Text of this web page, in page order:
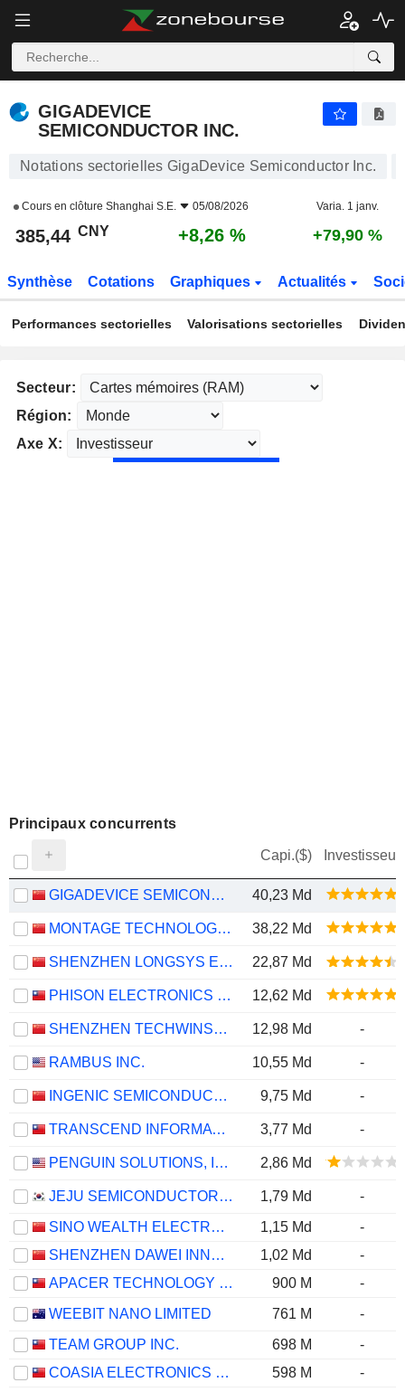
GIGADEVICE
SEMICONDUCTOR INC.
Notations sectorielles GigaDevice Semiconductor Inc.
Cours en clôture Shanghai S.E. 05/08/2026 Varia. 1 janv.
385,44 CNY +8,26 % +79,90 %
Synthèse Cotations Graphiques Actualités
Performances sectorielles Valorisations sectorielles
Secteur:
Région:
Axe X:
Principaux concurrents
Capi.($) Investisseur
GIGADEVICE SEMICONDUCTOR INC. 40,23 Md
MONTAGE TECHNOLOGY CO., LTD. 38,22 Md
SHENZHEN LONGSYS ELECTRONICS CO., LTD. 22,87 Md
PHISON ELECTRONICS CORP. 12,62 Md
SHENZHEN TECHWINSEMI TECHNOLOGY CO., LTD. 12,98 Md -
RAMBUS INC. 10,55 Md -
INGENIC SEMICONDUCTOR CO.,LTD. 9,75 Md -
TRANSCEND INFORMATION, INC. 3,77 Md -
PENGUIN SOLUTIONS, INC. 2,86 Md
JEJU SEMICONDUCTOR CORP. 1,79 Md
-
SINO WEALTH ELECTRONIC LTD.
1,15 Md
-
SHENZHEN DAWEI INNOVATION TECHNOLOGY CO., LTD.
1,02 Md
-
APACER TECHNOLOGY INC.
900 M
-
WEEBIT NANO LIMITED
761 M
-
TEAM GROUP INC.
698 M
-
COASIA ELECTRONICS CORP.
598 M
-